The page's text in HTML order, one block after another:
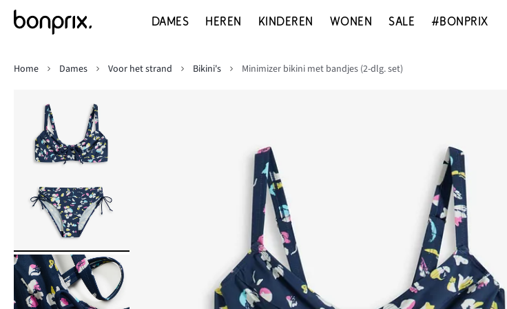
DAMES HEREN KINDEREN WONEN SALE #BONPRIX
Home
Dames Voor het strand Bikini's Minimizer bikini met bandjes (2-dlg. set)